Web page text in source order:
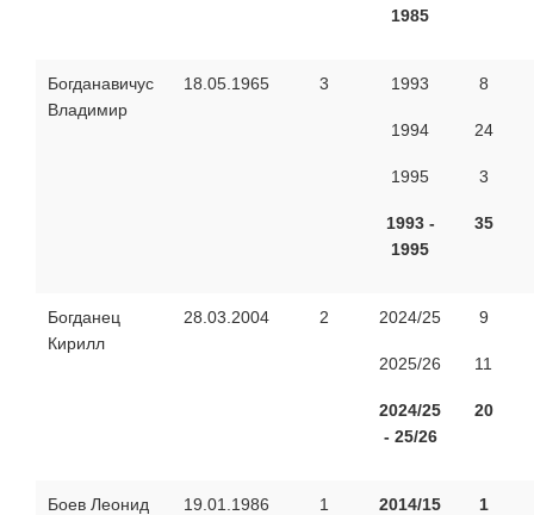
1985
Богданавичус
Владимир
18.05.1965 3 1993
1994
1995
1993 -
1995
8
24
3
35
Богданец
Кирилл
28.03.2004 2 2024/25
2025/26
2024/25
- 25/26
9
11
20
Боев Леонид 19.01.1986 1 2014/15 1